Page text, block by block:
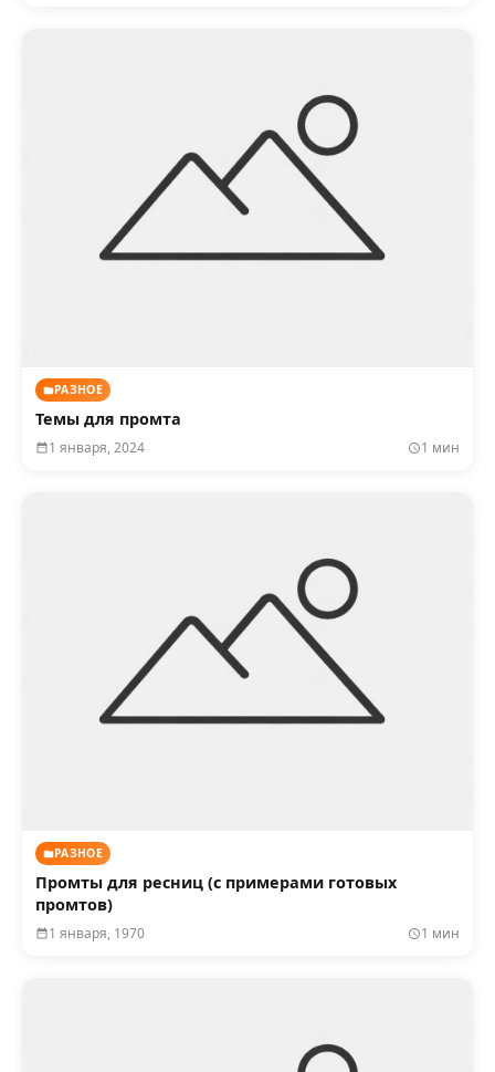
РАЗНОЕ
Темы для промта
1 января, 2024 1 мин
РАЗНОЕ
Промты для ресниц (с примерами готовых
промтов)
1 января, 1970 1 мин